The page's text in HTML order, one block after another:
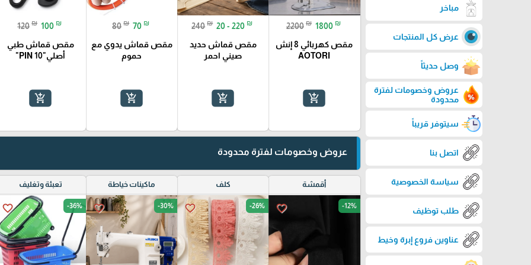
مباخر
عرض كل المنتجات
وصل حديثاً
عروض وخصومات لفترة
محدودة
سيتوفر قريباً
اتصل بنا
سياسة الخصوصية
طلب توظيف
عناوين فروع إبرة وخيط
2200 ₪ 1800 ₪
مقص كهربائي 8 إنش
AOTORI
add_shopping_cart
240 ₪ 20 - 220 ₪
مقص قماش حديد
صيني احمر
add_shopping_cart
80 ₪ 70 ₪
مقص قماش يدوي مع
حموم
add_shopping_cart
120 ₪ 100 ₪
مقص قماش طبي
أصلي"PIN 10"
add_shopping_cart
عروض وخصومات لفترة محدودة
أقمشة
favorite_border -12%
كلف
favorite_border -26%
ماكينات خياطة
favorite_border -30%
تعبئة وتغليف
favorite_border -36%